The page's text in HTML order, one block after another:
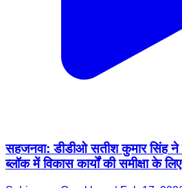
सहजनवा: डीडीओ सतीश कुमार सिंह ने
ब्लॉक में विकास कार्यों की समीक्षा के